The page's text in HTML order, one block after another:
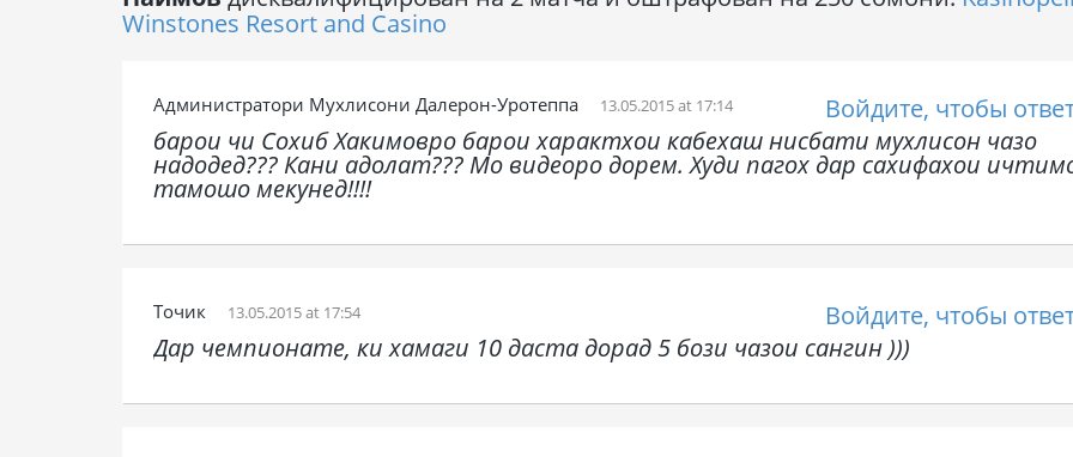
Winstones Resort and Casino
Администратори Мухлисони Далерон-Уротеппа 13.05.2015 at 17:14
Войдите, чтобы
барои чи Сохиб Хакимовро барои характхои кабехаш нисбати мухлисон чазо
надодед??? Кани адолат??? Мо видеоро дорем. Худи пагох дар сахифахои
тамошо мекунед!!!!
Точик 13.05.2015 at 17:54
Войдите, чтобы
Дар чемпионате, ки хамаги 10 даста дорад 5 бози чазои сангин )))